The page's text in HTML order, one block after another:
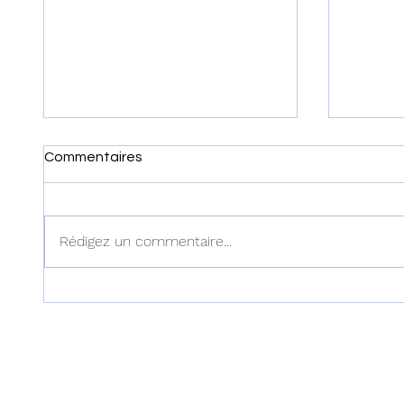
examens officiels enlevés
Fils-
Commentaires
Rédigez un commentaire...